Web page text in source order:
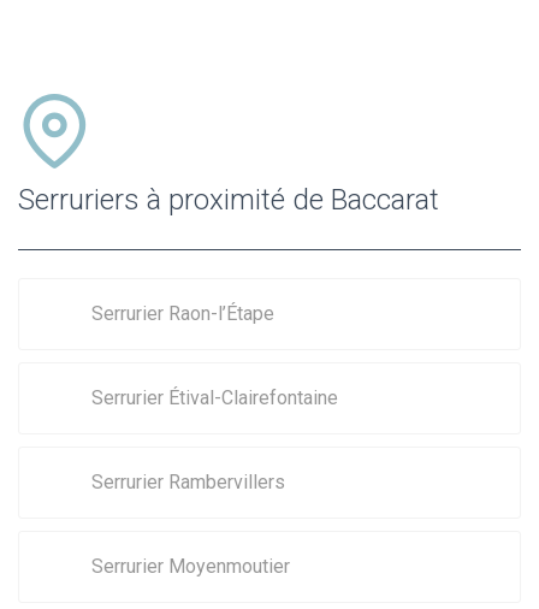
Serruriers à proximité de Baccarat
Serrurier Raon-l’Étape
Serrurier Étival-Clairefontaine
Serrurier Rambervillers
Serrurier Moyenmoutier